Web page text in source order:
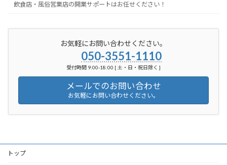
飲食店・風俗営業店の開業サポートはお任せください！
お気軽にお問い合わせください。
050-3551-1110
受付時間 9:00-18:00 [ 土・日・祝日除く ]
メールでのお問い合わせ
お気軽にお問い合わせください。
トップ